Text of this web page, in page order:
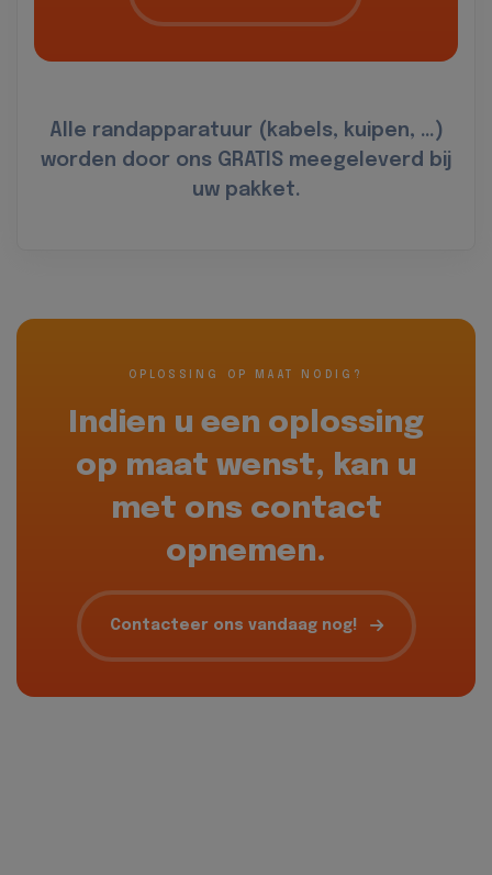
Alle randapparatuur (kabels, kuipen, …)
worden door ons GRATIS meegeleverd bij
uw pakket.
OPLOSSING OP MAAT NODIG?
Indien u een oplossing
op maat wenst, kan u
met ons contact
opnemen.
Contacteer ons vandaag nog!